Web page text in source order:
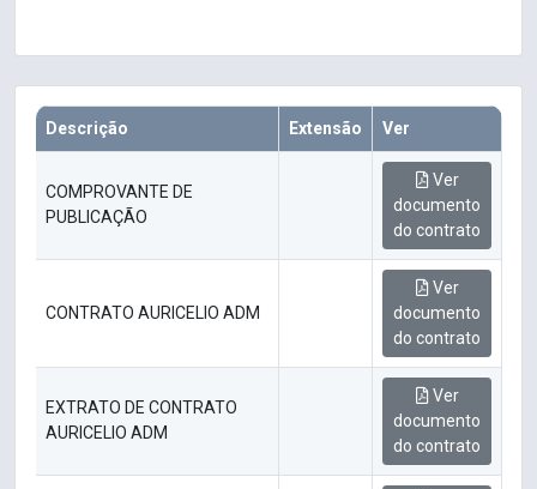
Descrição Extensão Ver
COMPROVANTE DE
PUBLICAÇÃO
Ver
documento
do contrato
CONTRATO AURICELIO ADM
Ver
documento
do contrato
EXTRATO DE CONTRATO
AURICELIO ADM
Ver
documento
do contrato